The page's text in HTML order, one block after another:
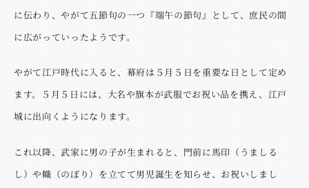
に伝わり、やがて五節句の一つ『端午の節句』として、庶民の間
に広がっていったようです。
やがて江戸時代に入ると、幕府は５月５日を重要な日として定め
ます。５月５日には、大名や旗本が武服でお祝い品を携え、江戸
城に出向くようになります。
これ以降、武家に男の子が生まれると、門前に馬印（うましる
し）や幟（のぼり）を立てて男児誕生を知らせ、お祝いしまし